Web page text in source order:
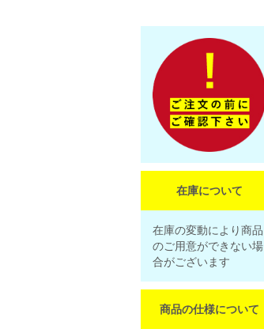
在庫について
在庫の変動により商品
のご用意ができない場
合がございます
商品の仕様について